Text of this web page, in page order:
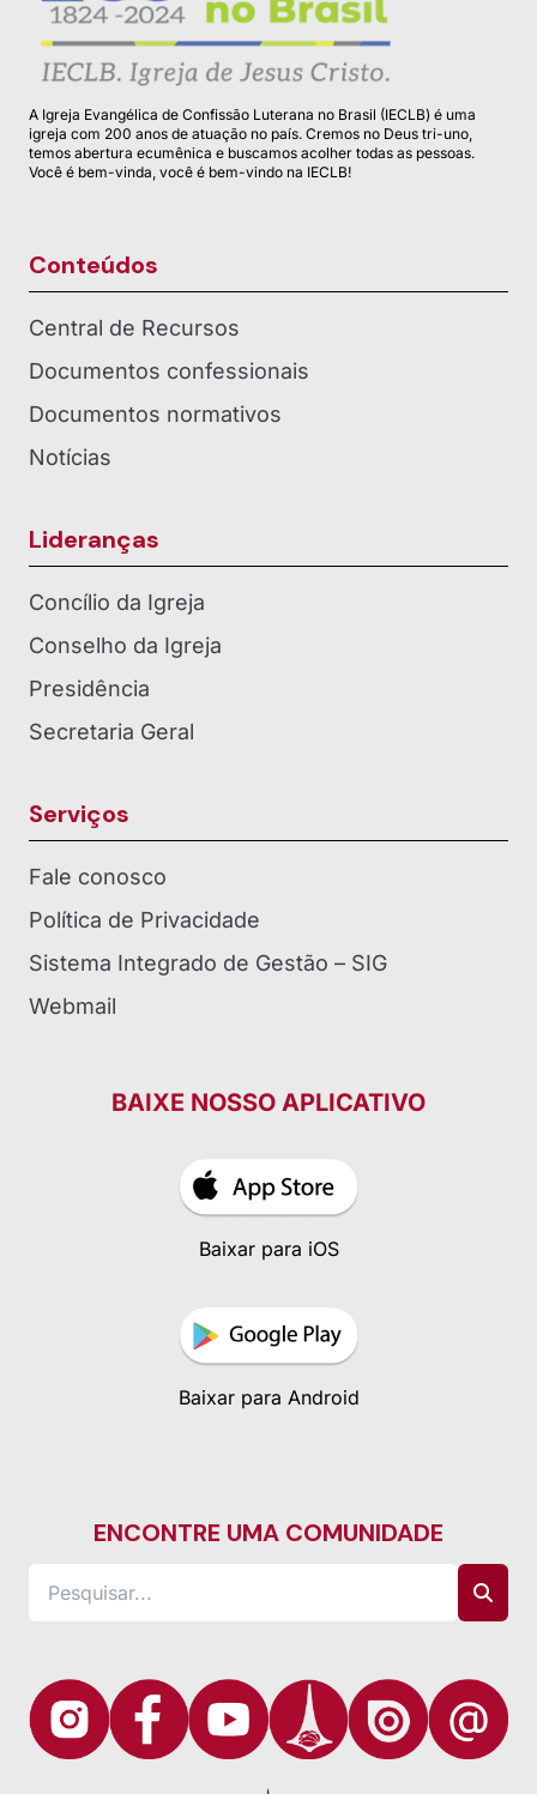
A Igreja Evangélica de Confissão Luterana no Brasil (IECLB) é uma
igreja com 200 anos de atuação no país. Cremos no Deus tri-uno,
temos abertura ecumênica e buscamos acolher todas as pessoas.
Você é bem-vinda, você é bem-vindo na IECLB!
Conteúdos
Central de Recursos
Documentos confessionais
Documentos normativos
Notícias
Lideranças
Concílio da Igreja
Conselho da Igreja
Presidência
Secretaria Geral
Serviços
Fale conosco
Política de Privacidade
Sistema Integrado de Gestão – SIG
Webmail
BAIXE NOSSO APLICATIVO
Baixar para iOS
Baixar para Android
ENCONTRE UMA COMUNIDADE